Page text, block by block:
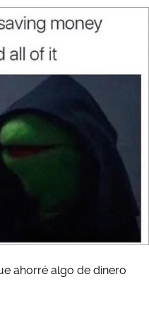
ahorré algo de dinero